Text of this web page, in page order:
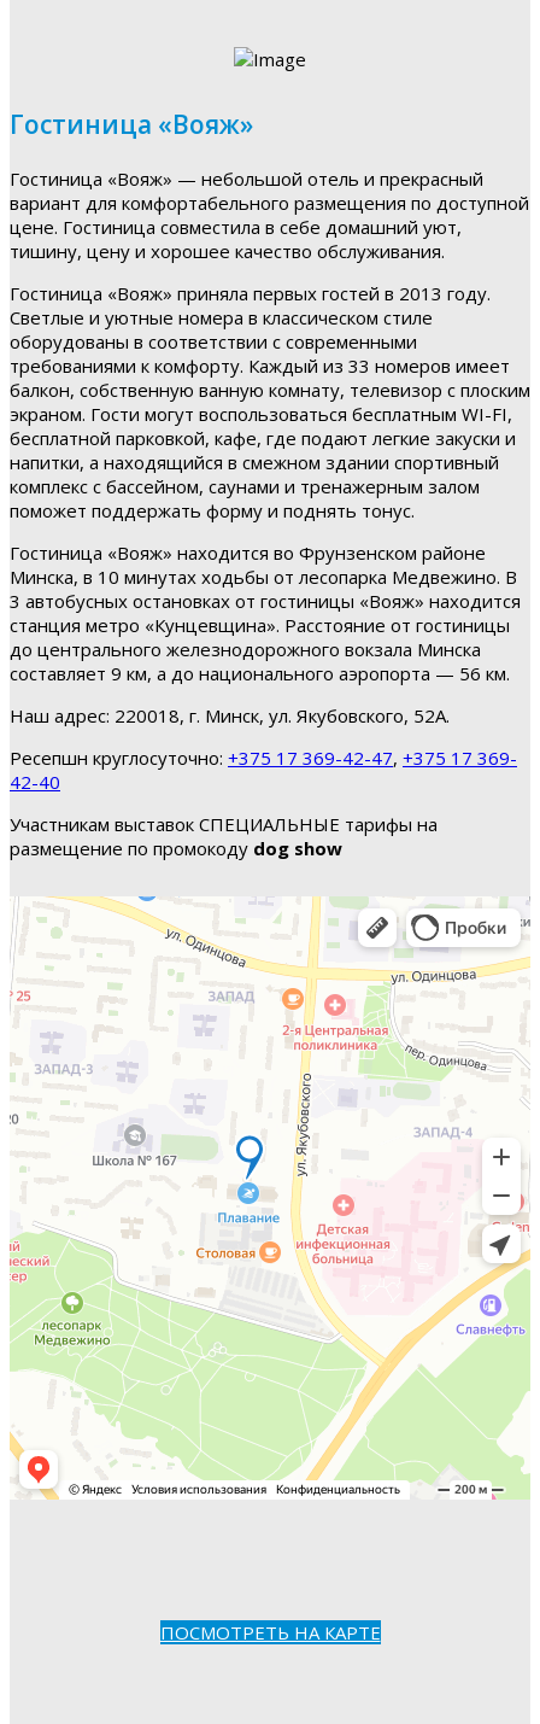
Гостиница «Вояж»
Гостиница «Вояж» — небольшой отель и прекрасный
вариант для комфортабельного размещения по доступной
цене. Гостиница совместила в себе домашний уют,
тишину, цену и хорошее качество обслуживания.
Гостиница «Вояж» приняла первых гостей в 2013 году.
Светлые и уютные номера в классическом стиле
оборудованы в соответствии с современными
требованиями к комфорту. Каждый из 33 номеров имеет
балкон, собственную ванную комнату, телевизор с плоским
экраном. Гости могут воспользоваться бесплатным WI-FI,
бесплатной парковкой, кафе, где подают легкие закуски и
напитки, а находящийся в смежном здании спортивный
комплекс с бассейном, саунами и тренажерным залом
поможет поддержать форму и поднять тонус.
Гостиница «Вояж» находится во Фрунзенском районе
Минска, в 10 минутах ходьбы от лесопарка Медвежино. В
3 автобусных остановках от гостиницы «Вояж» находится
станция метро «Кунцевщина». Расстояние от гостиницы
до центрального железнодорожного вокзала Минска
составляет 9 км, а до национального аэропорта — 56 км.
Наш адрес: 220018, г. Минск, ул. Якубовского, 52А.
Ресепшн круглосуточно: +375 17 369-42-47, +375 17 369-
42-40
Участникам выставок СПЕЦИАЛЬНЫЕ тарифы на
размещение по промокоду dog show
ПОСМОТРЕТЬ НА КАРТЕ